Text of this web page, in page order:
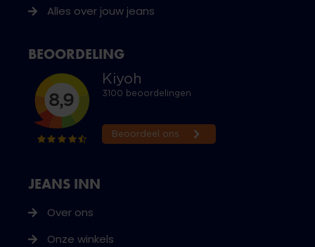
JEANS INN
Over ons
Onze winkels
Alles over jouw jeans
BEOORDELING